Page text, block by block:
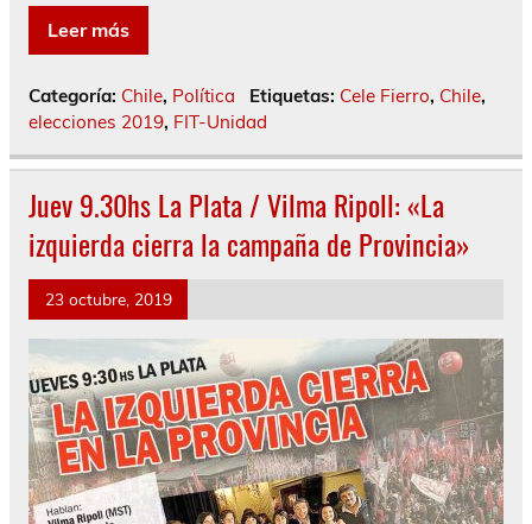
Leer más
Categoría: Chile, Política Etiquetas: Cele Fierro, Chile,
elecciones 2019, FIT-Unidad
Juev 9.30hs La Plata / Vilma Ripoll: «La
izquierda cierra la campaña de Provincia»
23 octubre, 2019